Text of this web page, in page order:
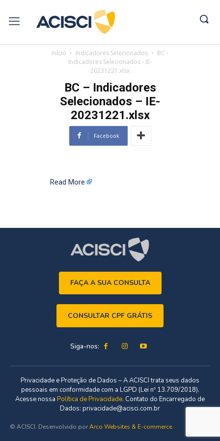
Início Indicadores Selecionados
BC -
Indicadores Selecionados - IE-
20231221.xlsx
BC – Indicadores
Selecionados – IE-
20231221.xlsx
Facebook
Read More
FAÇA A SUA CONSULTA
CONSULTAR CPF GRÁTIS
Siga-nos:
Privacidade e Proteção de Dados – A ACISCI trata seus dados
pessoais em conformidade com a LGPD (Lei nº 13.709/2018).
Acesse nossa Política de Privacidade. Contato do Encarregado de
Dados: privacidade@acisci.com.br
© ACISCI. Desenvolvido porArco Websites & E-commerce.